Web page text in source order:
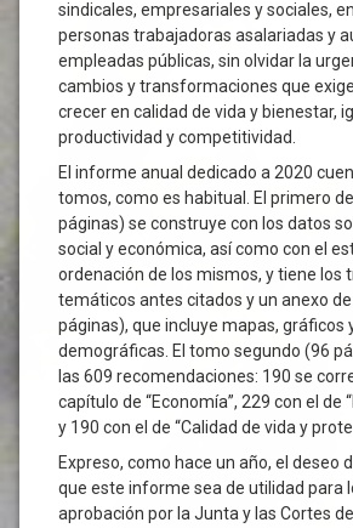
sindicales, empresariales y sociales,
personas trabajadoras asalariadas y
empleadas públicas, sin olvidar la
cambios y transformaciones que
crecer en calidad de vida y bienestar,
productividad y competitividad.
El informe anual dedicado a 2020
tomos, como es habitual. El primero
páginas) se construye con los datos
social y económica, así como con el
ordenación de los mismos, y tiene los
temáticos antes citados y un anexo
páginas), que incluye mapas, gráficos
demográficas. El tomo segundo (96
las 609 recomendaciones: 190 se
capítulo de “Economía”, 229 con el de
y 190 con el de “Calidad de vida y
Expreso, como hace un año, el deseo
que este informe sea de utilidad para
aprobación por la Junta y las Cortes